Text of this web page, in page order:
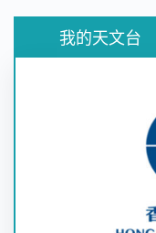
我的天文台
「我的天文台」
列的個人化天氣
指定位置或所選
相對濕度、雨量